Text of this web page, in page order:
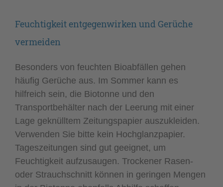
Feuchtigkeit entgegenwirken und Gerüche
vermeiden
Besonders von feuchten Bioabfällen gehen
häufig Gerüche aus. Im Sommer kann es
hilfreich sein, die Biotonne und den
Transportbehälter nach der Leerung mit einer
Lage geknülltem Zeitungspapier auszukleiden.
Verwenden Sie bitte kein Hochglanzpapier.
Tageszeitungen sind gut geeignet, um
Feuchtigkeit aufzusaugen. Trockener Rasen-
oder Strauchschnitt können in geringen Mengen